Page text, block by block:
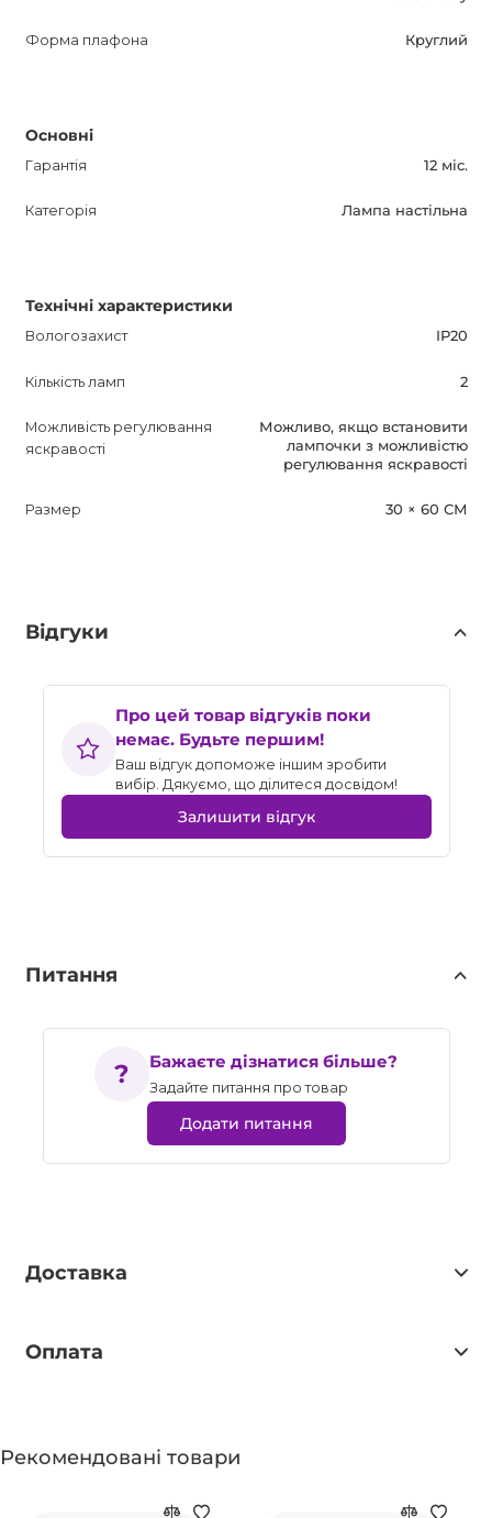
Форма плафона Круглий
Основні
Гарантія 12 міс.
Категорія Лампа настільна
Технічні характеристики
Вологозахист IP20
Кількість ламп 2
Можливість регулювання
яскравості
Можливо, якщо встановити
лампочки з можливістю
регулювання яскравості
Размер 30 × 60 СМ
Відгуки
Про цей товар відгуків поки
немає. Будьте першим!
Ваш відгук допоможе іншим зробити
вибір. Дякуємо, що ділитеся досвідом!
Залишити відгук
Питання
Бажаєте дізнатися більше?
Задайте питання про товар
Додати питання
Доставка
Оплата
Рекомендовані товари